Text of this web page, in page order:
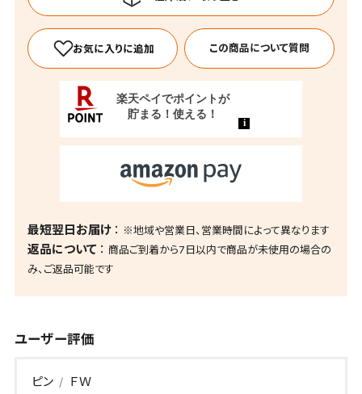
この商品について質問
最短翌日お届け ※地域や営業日、営業時間によって異なります
返品について
商品ご到着から7日以内で商品が未使用の場合の
み、ご返品可能です
ユーザー評価
ピン ＦＷ